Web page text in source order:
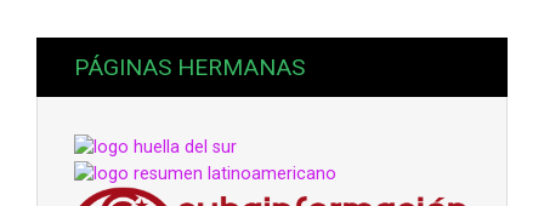
PÁGINAS HERMANAS